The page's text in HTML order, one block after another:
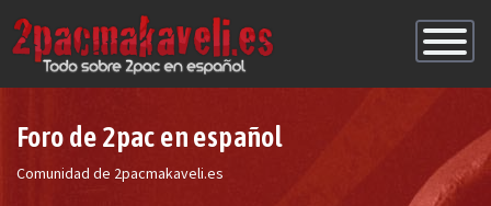
de
Foro de 2pac en español
Comunidad de 2pacmakaveli.es